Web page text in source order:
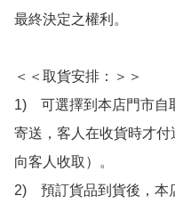
最終決定之權利。
＜＜取貨安排：＞＞
1)　可選擇到本店門市自
寄送，客人在收貨時才
向客人收取）。
2)　預訂貨品到貨後，本